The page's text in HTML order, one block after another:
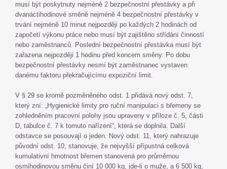
musí být poskytnuty nejméně 2 bezpečnostní přestávky a při
dvanáctihodinové směně nejméně 4 bezpečnostní přestávky v
trvání nejméně 10 minut nejpozději po každých 2 hodinách od
započetí výkonu práce nebo musí být zajištěno střídání činností
nebo zaměstnanců. Poslední bezpečnostní přestávka musí být
zařazena nejpozději 1 hodinu před koncem směny. Po dobu
bezpečnostní přestávky nesmí být zaměstnanec vystaven
danému faktoru překračujícímu expoziční limit.
V § 29 se kromě pozměněného odst. 1 přidává nový odst. 7,
který zní: „Hygienické limity pro ruční manipulaci s břemeny se
zohledněním pracovní polohy jsou upraveny v příloze č. 5, části
D, tabulce č. 7 k tomuto nařízení“, která se doplnila. Další
odstavce se posouvají o jeden. Nový odst. 11, který nahrazuje
původní odst. 10, stanovuje, že nejvyšší přípustná celková
kumulativní hmotnost břemen stanovená pro průměrnou
osmihodinovou směnu činí 10 000 kg, jde-li o muže, a 6 500 kg,